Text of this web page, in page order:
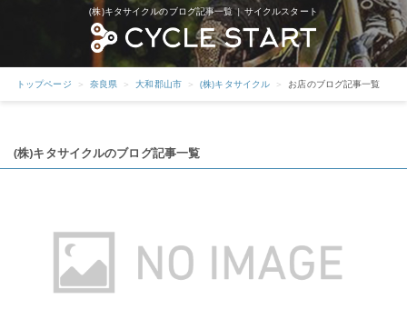
(株)キタサイクルのブログ記事一覧 | サイクルスタート
トップページ 奈良県 大和郡山市 (株)キタサイクル お店のブログ記事一覧
(株)キタサイクルのブログ記事一覧